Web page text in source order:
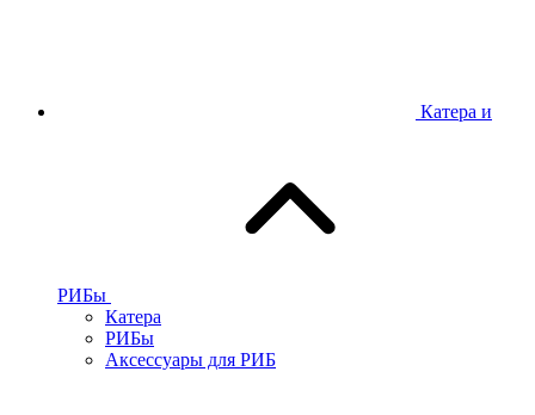
Катера и
РИБы
Катера
РИБы
Аксессуары для РИБ